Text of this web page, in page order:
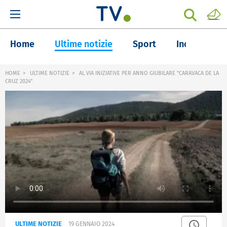
Home Ultime notizie Sport Inchieste
HOME ULTIME NOTIZIE
AL VIA INIZIATIVE PER ANNO GIUBILARE "CARAVACA DE LA
CRUZ 2024"
ULTIME NOTIZIE 19 GENNAIO 2024